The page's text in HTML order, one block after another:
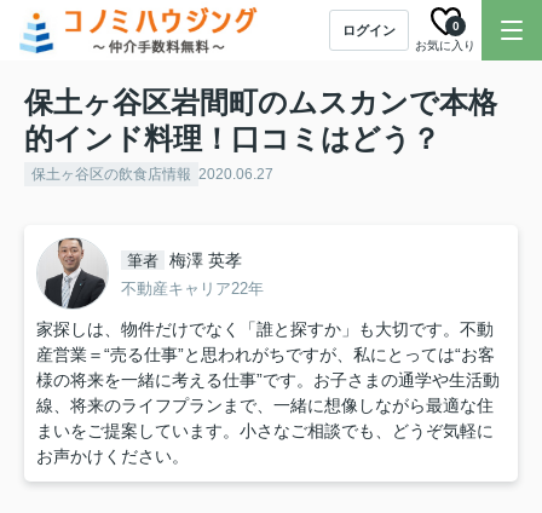
ログイン
お気に入り
0
保土ヶ谷区岩間町のムスカンで本格
的インド料理！口コミはどう？
保土ヶ谷区の飲食店情報 2020.06.27
筆者 梅澤 英孝
不動産キャリア22年
家探しは、物件だけでなく「誰と探すか」も大切です。不動
産営業＝“売る仕事”と思われがちですが、私にとっては“お客
様の将来を一緒に考える仕事”です。お子さまの通学や生活動
線、将来のライフプランまで、一緒に想像しながら最適な住
まいをご提案しています。小さなご相談でも、どうぞ気軽に
お声かけください。